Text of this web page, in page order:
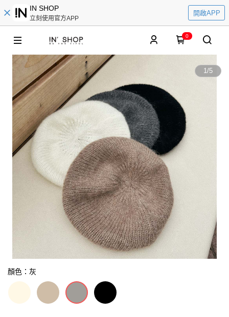
IN SHOP
立刻使用官方APP
開啟APP
0
1/5
顏色：灰